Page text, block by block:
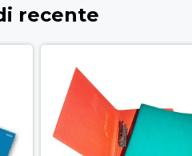
recente